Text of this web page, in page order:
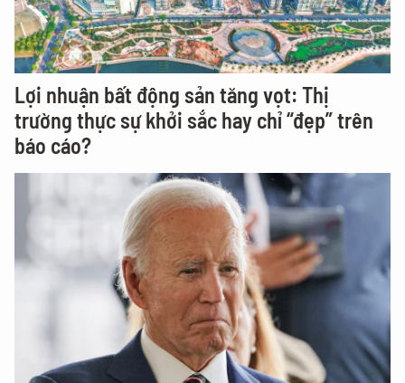
Lợi nhuận bất động sản tăng vọt: Thị
trường thực sự khởi sắc hay chỉ “đẹp” trên
báo cáo?